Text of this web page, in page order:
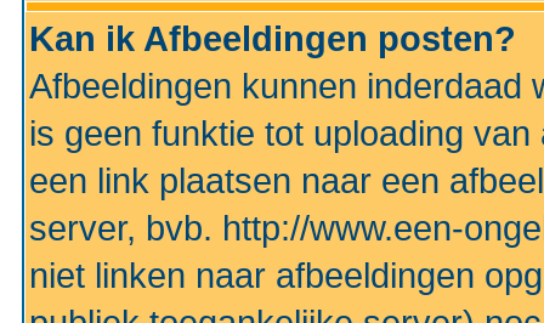
Kan ik Afbeeldingen posten?
Afbeeldingen kunnen inderdaad
is geen funktie tot uploading
een link plaatsen naar een
server, bvb. http://www.een-
niet linken naar afbeeldingen